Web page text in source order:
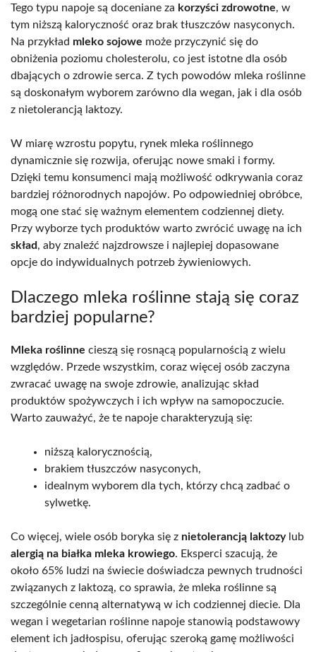
Tego typu napoje są doceniane za korzyści zdrowotne, w
tym niższą kaloryczność oraz brak tłuszczów nasyconych.
Na przykład mleko sojowe może przyczynić się do
obniżenia poziomu cholesterolu, co jest istotne dla osób
dbających o zdrowie serca. Z tych powodów mleka roślinne
są doskonałym wyborem zarówno dla wegan, jak i dla osób
z nietolerancją laktozy.
W miarę wzrostu popytu, rynek mleka roślinnego
dynamicznie się rozwija, oferując nowe smaki i formy.
Dzięki temu konsumenci mają możliwość odkrywania coraz
bardziej różnorodnych napojów. Po odpowiedniej obróbce,
mogą one stać się ważnym elementem codziennej diety.
Przy wyborze tych produktów warto zwrócić uwagę na ich
skład, aby znaleźć najzdrowsze i najlepiej dopasowane
opcje do indywidualnych potrzeb żywieniowych.
Dlaczego mleka roślinne stają się coraz
bardziej popularne?
Mleka roślinne cieszą się rosnącą popularnością z wielu
względów. Przede wszystkim, coraz więcej osób zaczyna
zwracać uwagę na swoje zdrowie, analizując skład
produktów spożywczych i ich wpływ na samopoczucie.
Warto zauważyć, że te napoje charakteryzują się:
niższą kalorycznością,
brakiem tłuszczów nasyconych,
idealnym wyborem dla tych, którzy chcą zadbać o
sylwetkę.
Co więcej, wiele osób boryka się z nietolerancją laktozylub
alergią na białka mleka krowiego. Eksperci szacują, że
około 65% ludzi na świecie doświadcza pewnych trudności
związanych z laktozą, co sprawia, że mleka roślinne są
szczególnie cenną alternatywą w ich codziennej diecie. Dla
wegan i wegetarian roślinne napoje stanowią podstawowy
element ich jadłospisu, oferując szeroką gamę możliwości